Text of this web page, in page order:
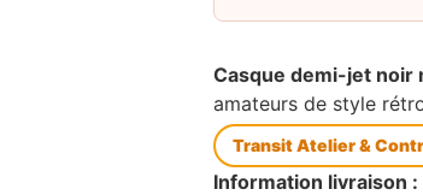
Casque demi-jet noir
amateurs de style
Transit Atelier &
Information livraison :